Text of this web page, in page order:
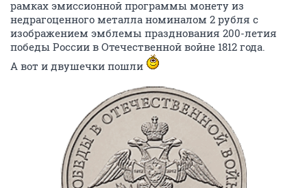
рамках эмиссионной программы монету из
недрагоценного металла номиналом 2 рубля с
изображением эмблемы празднования 200-летия
победы России в Отечественной войне 1812 года.
А вот и двушечки пошли